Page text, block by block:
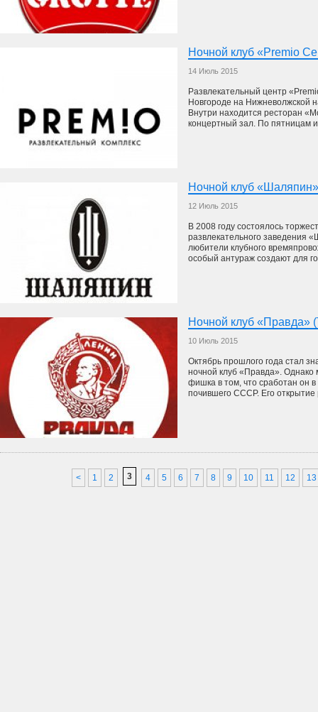
Ночной клуб «Premio
14 Июль 2015
Развлекательный центр
Новгороде на Нижневолжской
Внутри находится ресторан
концертный зал. По пятницам
Ночной клуб
12 Июль 2015
В 2008 году состоялось
развлекательного заведения
любители клубного
особый антураж создают для
Ночной клуб «Правда»
10 Июль 2015
Октябрь прошлого года стал
ночной клуб «Правда». Однако
фишка в том, что сработан он в
почившего СССР. Его открытие
< 1 2 3 4 5 6 7 8 9 10 11 12 13